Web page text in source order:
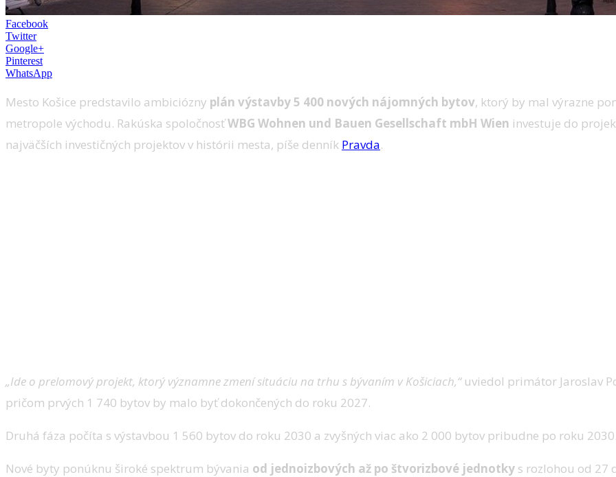
Facebook
Twitter
Google+
Pinterest
WhatsApp
Mesto Košice predstavilo ambiciózny plán výstavby 5 400 nových nájomných bytov, ktorý by mal výrazne
metropole východu. Rakúska spoločnosťWBG Wohnen und Bauen Gesellschaft mbH Wien investuje do
najväčších investičných projektov v histórii mesta, píše denník Pravda.
„Ide o prelomový projekt, ktorý významne zmení situáciu na trhu s bývaním v Košiciach,“uviedol primátor Jaroslav
pričom prvých 1 740 bytov by malo byť dokončených do roku 2027.
Druhá fáza počíta s výstavbou 1 560 bytov do roku 2030 a zvyšných viac ako 2 000 bytov pribudne po roku 2030.
Nové byty ponúknu široké spektrum bývania od jednoizbových až po štvorizbové jednotky s rozlohou od 27